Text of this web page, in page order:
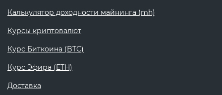
Калькулятор доходности майнинга (mh)
Курсы криптовалют
Курс Биткоина (BTC)
Курс Эфира (ETH)
Доставка